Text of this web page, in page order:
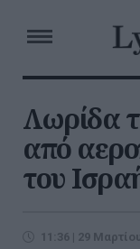
Λωρίδα
από
του
11:36 | 29